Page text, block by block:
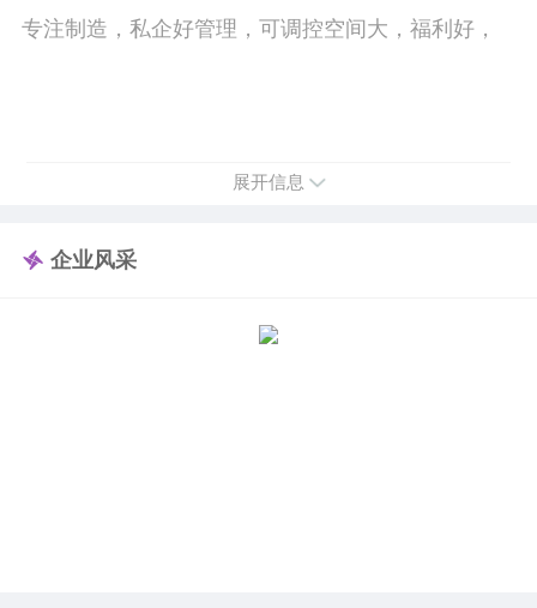
专注制造，私企好管理，可调控空间大，福利好，
展开信息
企业风采